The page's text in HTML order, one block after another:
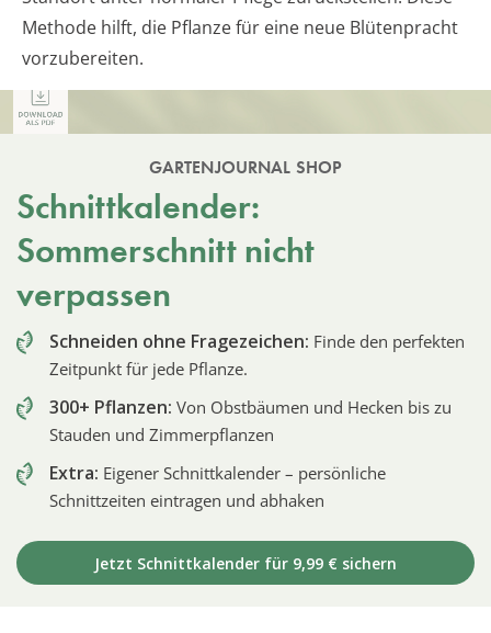
Methode hilft, die Pflanze für eine neue Blütenpracht
vorzubereiten.
GARTENJOURNAL SHOP
Schnittkalender:
Sommerschnitt nicht
verpassen
Schneiden ohne Fragezeichen: Finde den perfekten
Zeitpunkt für jede Pflanze.
300+ Pflanzen: Von Obstbäumen und Hecken bis zu
Stauden und Zimmerpflanzen
Extra: Eigener Schnittkalender – persönliche
Schnittzeiten eintragen und abhaken
Jetzt Schnittkalender für 9,99 € sichern